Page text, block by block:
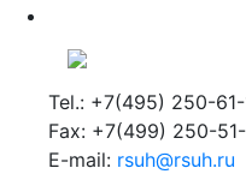
Tel.: +7(495) 250-61-
Fax: +7(499) 250-
E-mail: rsuh@rsuh.ru